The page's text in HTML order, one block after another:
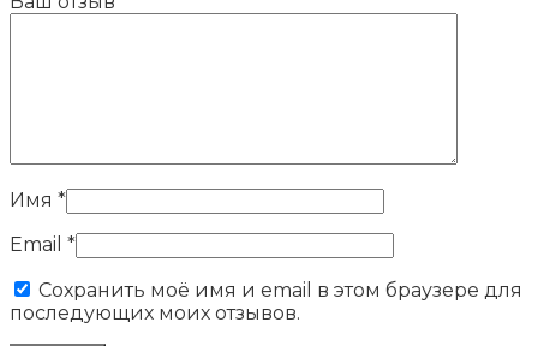
Имя *
Email *
Сохранить моё имя и email в этом браузере для
последующих моих отзывов.